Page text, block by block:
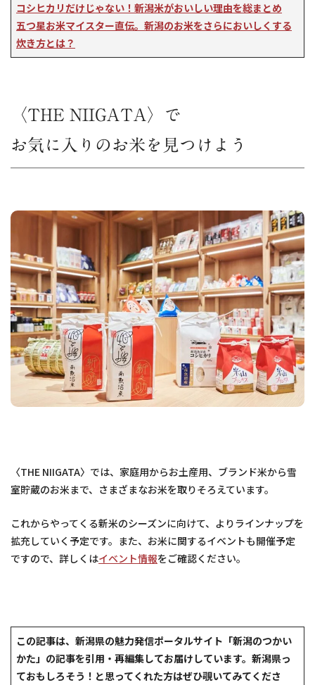
コシヒカリだけじゃない！新潟米がおいしい理由を総まとめ
五つ星お米マイスター直伝。新潟のお米をさらにおいしくする
炊き方とは？
〈THE NIIGATA〉で
お気に入りのお米を見つけよう
〈THE NIIGATA〉では、家庭用からお土産用、ブランド米から雪
室貯蔵のお米まで、さまざまなお米を取りそろえています。
これからやってくる新米のシーズンに向けて、よりラインナップを
拡充していく予定です。また、お米に関するイベントも開催予定
ですので、詳しくはイベント情報をご確認ください。
この記事は、新潟県の魅力発信ポータルサイト「新潟のつかい
かた」の記事を引用・再編集してお届けしています。新潟県っ
ておもしろそう！と思ってくれた方はぜひ覗いてみてくださ